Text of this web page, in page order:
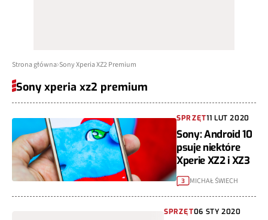
Strona główna Sony Xperia XZ2 Premium
Sony xperia xz2 premium
SPRZĘT11 LUT 2020
Sony: Android 10
psuje niektóre
Xperie XZ2 i XZ3
3 MICHAŁ ŚWIECH
SPRZĘT06 STY 2020